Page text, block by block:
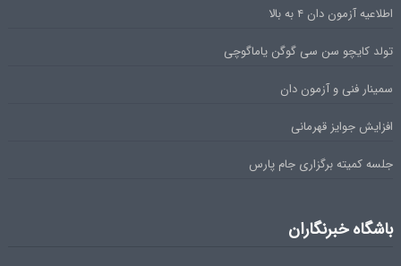
اطلاعیه آزمون دان ۴ به بالا
تولد کایچو سن سی گوگن یاماگوچی
سمینار فنی و آزمون دان
افزایش جوایز قهرمانی
جلسه کمیته برگزاری جام پارس
باشگاه خبرنگاران